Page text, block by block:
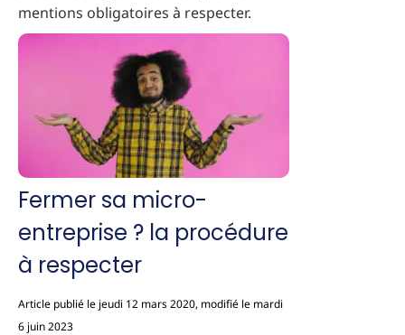
mentions obligatoires à respecter.
Fermer sa micro-
entreprise ? la procédure
à respecter
Article publié le jeudi 12 mars 2020, modifié le mardi
6 juin 2023